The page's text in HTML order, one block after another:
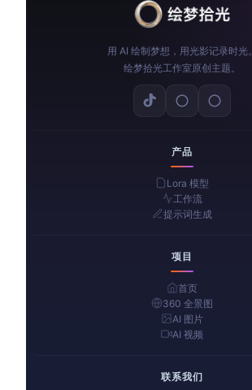
用 AI 绘制梦想，用光影记录时光。
绘梦拾光工作室原创主题。
产品
Lora 模型
工作流
提示词生成
项目
首页
360 全景图
AI 图片
AI 视频
联系我们